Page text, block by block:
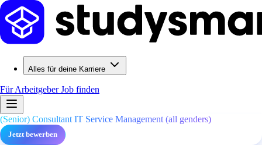
Alles für deine Karriere
Für ArbeitgeberJob finden
(Senior) Consultant IT Service Management (all genders)
Jetzt bewerben